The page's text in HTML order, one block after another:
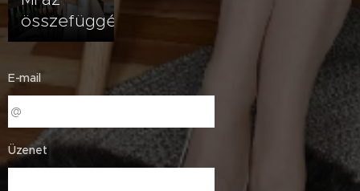
összefüggés?
E-mail
Üzenet